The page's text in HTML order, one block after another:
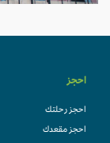
احجز
احجز رحلتك
احجز مقعدك